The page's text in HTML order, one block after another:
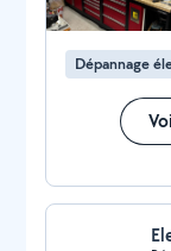
Dépannage